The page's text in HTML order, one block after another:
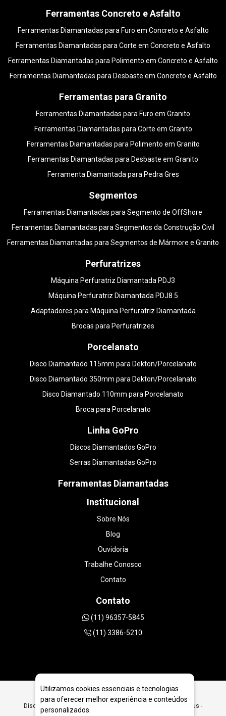
Ferramentas Concreto e Asfalto
Ferramentas Diamantadas para Furo em Concreto e Asfalto
Ferramentas Diamantadas para Corte em Concreto e Asfalto
Ferramentas Diamantadas para Polimento em Concreto e Asfalto
Ferramentas Diamantadas para Desbaste em Concreto e Asfalto
Ferramentas para Granito
Ferramentas Diamantadas para Furo em Granito
Ferramentas Diamantadas para Corte em Granito
Ferramentas Diamantadas para Polimento em Granito
Ferramentas Diamantadas para Desbaste em Granito
Ferramenta Diamantada para Pedra Gres
Segmentos
Ferramentas Diamantadas para Segmento de OffShore
Ferramentas Diamantadas para Segmentos da Construção Civil
Ferramentas Diamantadas para Segmentos de Mármore e Granito
Perfuratrizes
Máquina Perfuratriz Diamantada PDJ3
Máquina Perfuratriz Diamantada PDJ8.5
Adaptadores para Máquina Perfuratriz Diamantada
Brocas para Perfuratrizes
Porcelanato
Disco Diamantado 115mm para Dekton/Porcelanato
Disco Diamantado 350mm para Dekton/Porcelanato
Disco Diamantado 110mm para Porcelanato
Broca para Porcelanato
Linha GoPro
Discos Diamantados GoPro
Serras Diamantadas GoPro
Ferramentas Diamantadas
Institucional
Sobre Nós
Blog
Ouvidoria
Trabalhe Conosco
Contato
Contato
(11) 96357-5845
(11) 3386-5210
Disco de Junta de Dilatação de Pisos de Concreto em Manaus -
Utilizamos cookies essenciais e tecnologias
para oferecer melhor experiência e conteúdos
personalizados.